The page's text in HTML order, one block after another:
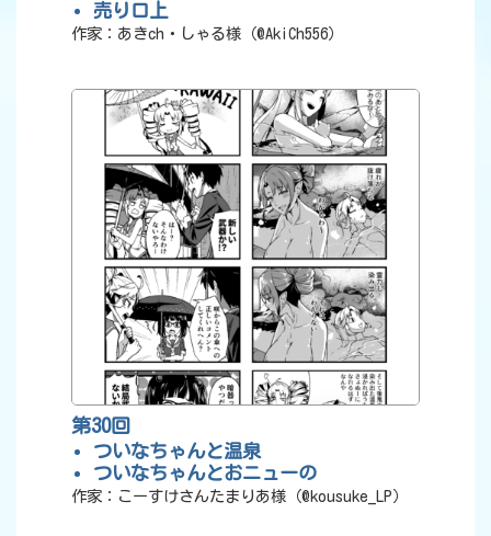
売り口上
作家：あきch・しゃる様（@AkiCh556）
第30回
ついなちゃんと温泉
ついなちゃんとおニューの
作家：こーすけさんたまりあ様（@kousuke_LP）